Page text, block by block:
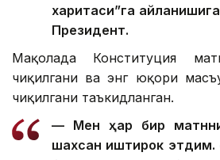
харитаси”га
Президент.
Мақолада Конституция
чиқилгани ва энг юқори
чиқилгани таъкидланган.
— Мен ҳар бир
шахсан иштирок этдим.